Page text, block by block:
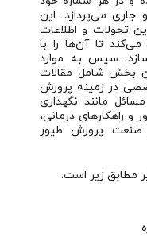
جاری می‌پردازد. این
تحولات و اطلاعات
تا آن‌ها را با
سپس به موارد
بخش شامل مقالات
در زمینه پرورش
مانند نگهداری
و راهکارهای درمانی،
صنعت پرورش طیور
مطابق زیر است: